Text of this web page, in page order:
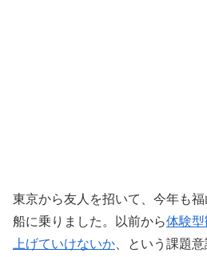
東京から友人を招いて、今年も
船に乗りました。以前から体験型
上げていけないか 、という課題